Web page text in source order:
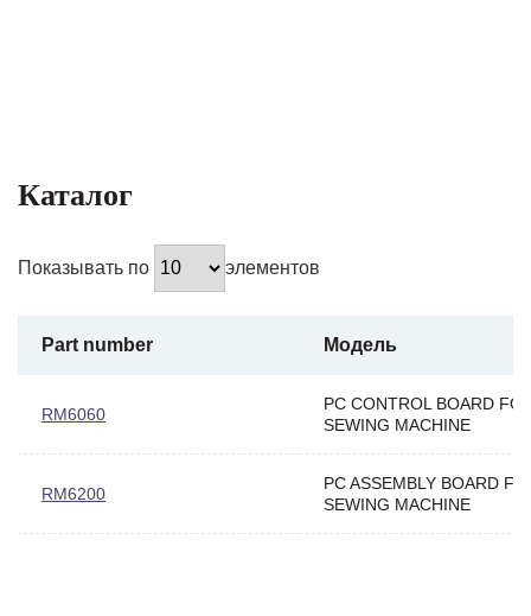
Каталог
Показывать по элементов
Part number Модель
RM6060
PC CONTROL BOARD
SEWING MACHINE
RM6200
PC ASSEMBLY BOARD
SEWING MACHINE